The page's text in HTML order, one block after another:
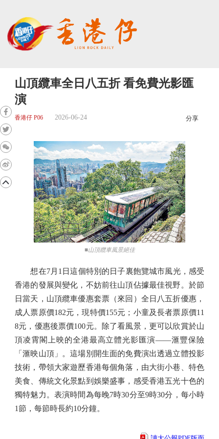
山頂纜車全日八五折 看免費光影匯
演
香港仔 P06 2026-06-24 分享
■山頂纜車風景絕佳
想在7月1日這個特別的日子裏飽覽城市風光，感受
香港的發展與變化，不妨前往山頂佔據最佳視野。於節
日當天，山頂纜車優惠套票（來回）全日八五折優惠，
成人票原價182元，現特價155元；小童及長者票原價11
8元，優惠後票價100元。除了看風景，更可以欣賞於山
頂凌霄閣上映的全港最高立體光影匯演——滙豐保險
「滙映山頂」。這場別開生面的免費演出透過立體投影
技術，帶領大家遊歷香港每個角落，由大街小巷、特色
美食、傳統文化景點到娛樂盛事，感受香港五光十色的
獨特魅力。表演時間為每晚7時30分至9時30分，每小時
1節，每節時長約10分鐘。